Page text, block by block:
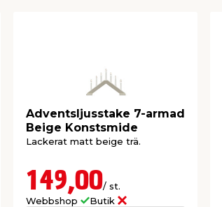
Adventsljusstake 7-armad
Beige Konstsmide
Lackerat matt beige trä.
149,00/ st.
Webbshop
Butik